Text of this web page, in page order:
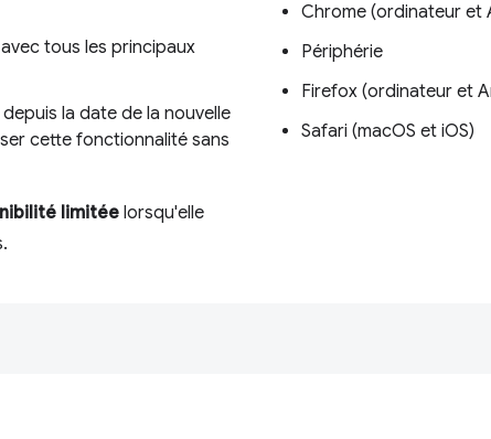
tous les principaux
la date de la nouvelle
cette fonctionnalité sans
limitée lorsqu'elle
Chrome (ordinateur et
Périphérie
Firefox (ordinateur et
Safari (macOS et iOS)